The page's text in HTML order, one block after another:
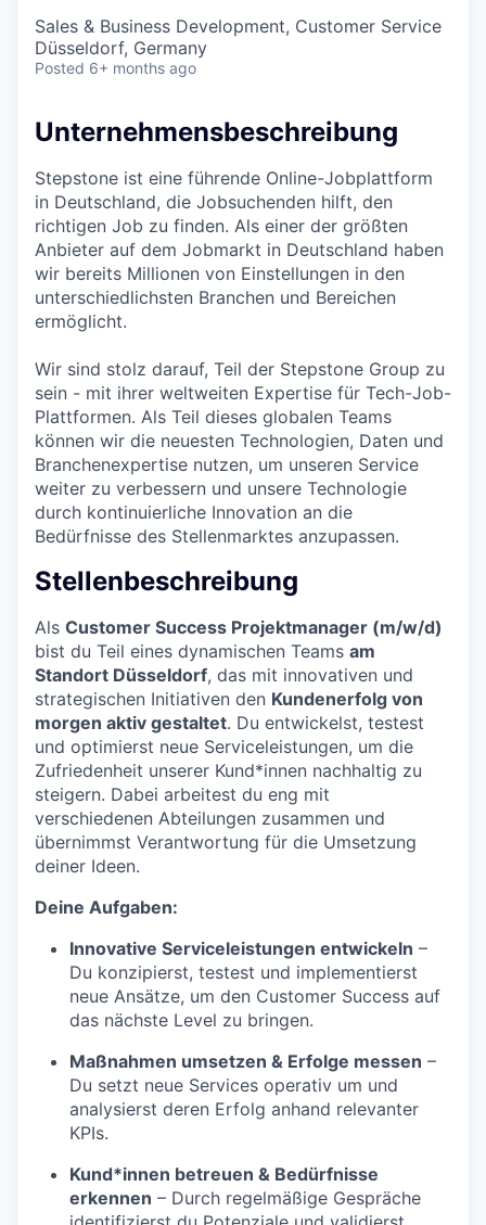
Sales & Business Development, Customer Service
Düsseldorf, Germany
Posted 6+ months ago
Unternehmensbeschreibung
Stepstone ist eine führende Online-Jobplattform
in Deutschland, die Jobsuchenden hilft, den
richtigen Job zu finden. Als einer der größten
Anbieter auf dem Jobmarkt in Deutschland haben
wir bereits Millionen von Einstellungen in den
unterschiedlichsten Branchen und Bereichen
ermöglicht.
Wir sind stolz darauf, Teil der Stepstone Group zu
sein - mit ihrer weltweiten Expertise für Tech-Job-
Plattformen. Als Teil dieses globalen Teams
können wir die neuesten Technologien, Daten und
Branchenexpertise nutzen, um unseren Service
weiter zu verbessern und unsere Technologie
durch kontinuierliche Innovation an die
Bedürfnisse des Stellenmarktes anzupassen.
Stellenbeschreibung
Als Customer Success Projektmanager (m/w/d)
bist du Teil eines dynamischen Teams am
Standort Düsseldorf, das mit innovativen und
strategischen Initiativen den Kundenerfolg von
morgen aktiv gestaltet. Du entwickelst, testest
und optimierst neue Serviceleistungen, um die
Zufriedenheit unserer Kund*innen nachhaltig zu
steigern. Dabei arbeitest du eng mit
verschiedenen Abteilungen zusammen und
übernimmst Verantwortung für die Umsetzung
deiner Ideen.
Deine Aufgaben:
Innovative Serviceleistungen entwickeln –
Du konzipierst, testest und implementierst
neue Ansätze, um den Customer Success auf
das nächste Level zu bringen.
Maßnahmen umsetzen & Erfolge messen –
Du setzt neue Services operativ um und
analysierst deren Erfolg anhand relevanter
KPIs.
Kund*innen betreuen & Bedürfnisse
erkennen – Durch regelmäßige Gespräche